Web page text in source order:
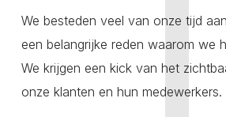
We besteden veel van onze tijd
een belangrijke reden waarom we
We krijgen een kick van het
onze klanten en hun medewerkers.